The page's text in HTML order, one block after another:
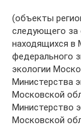
(объекты
следующего за
находящихся в
федерального
экологии
Министерства
Московской
Министерство
Московской